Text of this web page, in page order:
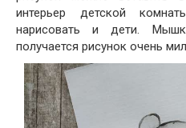
интерьер детской
нарисовать и дети.
получается рисунок очень